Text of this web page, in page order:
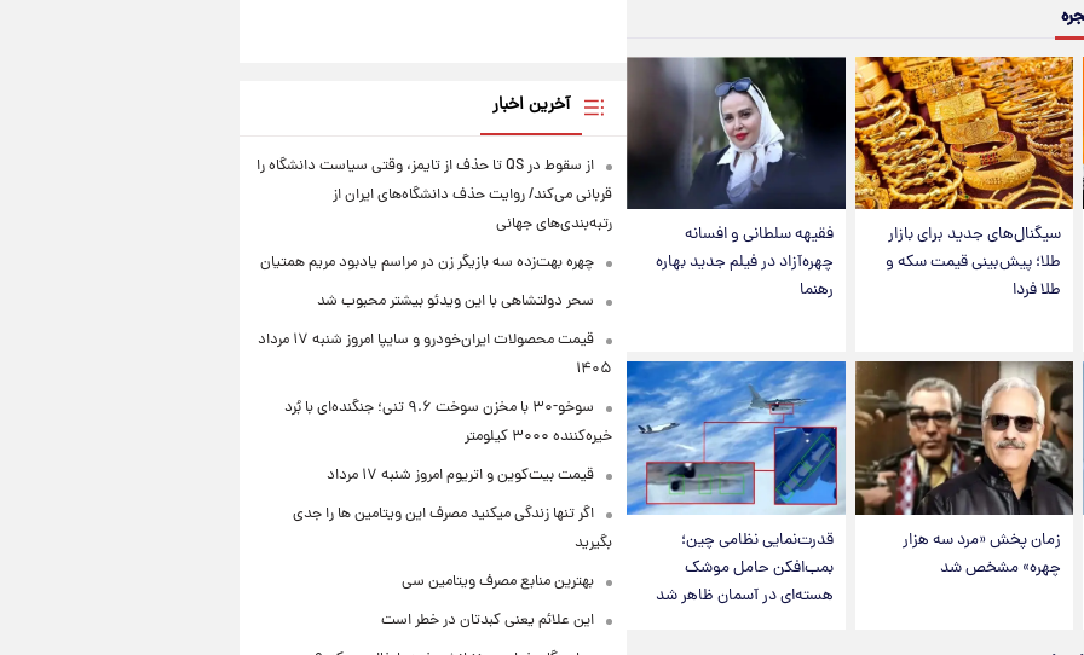
سیگنال‌های جدید برای بازار
طلا؛ پیش‌بینی قیمت سکه و
طلا فردا
فقیهه سلطانی و افسانه
چهره‌آزاد در فیلم جدید بهاره
رهنما
زمان پخش «مرد سه هزار
چهره» مشخص شد
قدرت‌نمایی نظامی چین؛
بمب‌افکن حامل موشک
هسته‌ای در آسمان ظاهر شد
آخرین اخبار
از سقوط در QS تا حذف از تایمز، وقتی سیاست دانشگاه را
قربانی می‌کند/ روایت حذف دانشگاه‌های ایران از
رتبه‌بندی‌های جهانی
چهره بهت‌زده سه بازیگر زن در مراسم یادبود مریم همتیان
سحر دولتشاهی با این ویدئو بیشتر محبوب شد
قیمت محصولات ایران‌خودرو و سایپا امروز شنبه ۱۷ مرداد
۱۴۰۵
سوخو-۳۰ با مخزن سوخت ۹.۶ تنی؛ جنگنده‌ای با بُرد
خیره‌کننده ۳۰۰۰ کیلومتر
قیمت بیت‌کوین و اتریوم امروز شنبه ۱۷ مرداد
اگر تنها زندگی میکنید مصرف این ویتامین ها را جدی
بگیرید
بهترین منابع مصرف ویتامین سی
این علائم یعنی کبدتان در خطر است